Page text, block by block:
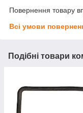
Повернення товару
Всі умови
Подібні товари